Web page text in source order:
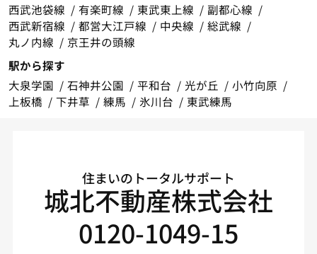
西武池袋線
有楽町線 東武東上線
副都心線
西武新宿線
都営大江戸線 中央線
総武線
丸ノ内線
京王井の頭線
駅から探す
大泉学園
石神井公園 平和台 光が丘
小竹向原
上板橋
下井草 練馬 氷川台 東武練馬
住まいのトータルサポート
城北不動産株式会社
0120-1049-15